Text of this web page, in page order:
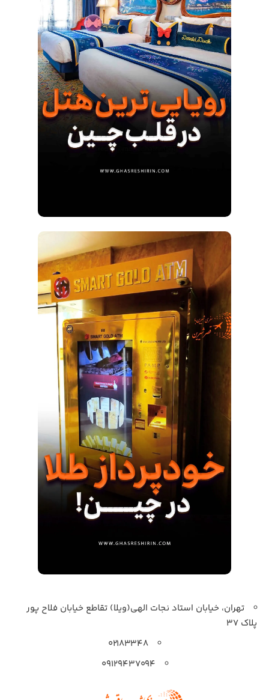
تهران، خیابان استاد نجات الهی(ویلا) تقاطع خیابان فلاح پور
پلاک 37
۰۲۱۸۳۳۴۸
۰۹۱۲۹۴۳۷۰۹۴